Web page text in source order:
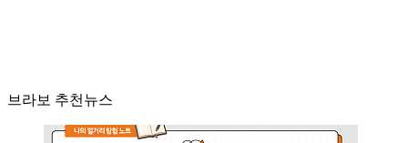
브라보 추천뉴스